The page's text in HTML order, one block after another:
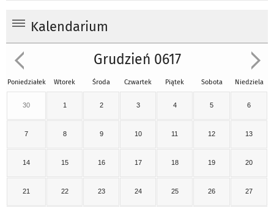
Kalendarium
Grudzień 0617
Poniedziałek Wtorek Środa Czwartek Piątek Sobota Niedziela
30 1 2 3 4 5 6
7 8 9 10 11 12 13
14 15 16 17 18 19 20
21 22 23 24 25 26 27